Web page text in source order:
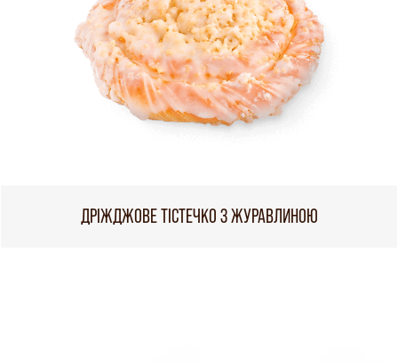
ДРІЖДЖОВЕ ТІСТЕЧКО З ЖУРАВЛИНОЮ